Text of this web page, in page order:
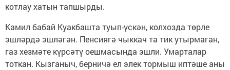
котлау хатын тапшырды.
Камил бабай Куакбашта туып-үскән, колхозда төрле
эшләрдә эшләгән. Пенсиягә чыккач та тик утырмаган,
газ хезмәте күрсәтү оешмасында эшли. Умарталар
тоткан. Кызганыч, берничә ел элек тормыш иптәше аны